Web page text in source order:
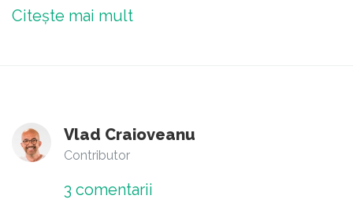
Citește mai mult
Vlad Craioveanu
Contributor
3 comentarii